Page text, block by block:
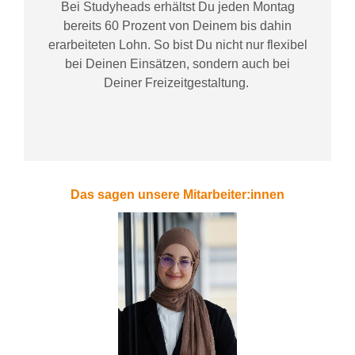
Bei Studyheadserhältst Du jeden Montag
bereits 60 Prozent von Deinem bis dahin
erarbeiteten Lohn. So bist Du nicht nur flexibel
bei Deinen Einsätzen, sondern auch bei
DeinerFreizeitgestaltung.
Das sagen unsere Mitarbeiter:innen